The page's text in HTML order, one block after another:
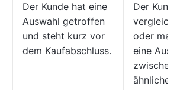
Der Kunde hat eine
Auswahl getroffen
und steht kurz vor
dem Kaufabschluss.
Der Kunde
vergleicht
oder
eine
zwischen
ähnlichen